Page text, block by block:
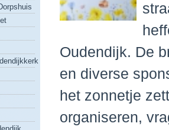
Oudendijk. De
en diverse
het zonnetje
organiseren,